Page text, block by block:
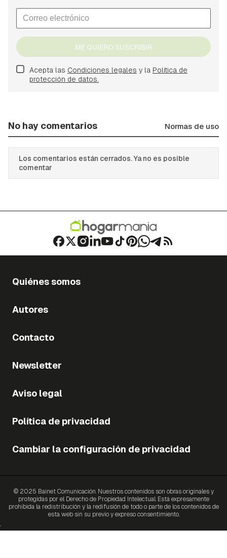
ME QUIERO SUSCRIBIR
Acepta las Condiciones legales y la Política de
protección de datos.
No hay comentarios Normas de uso
Los comentarios están cerrados. Ya no es posible
comentar
Quiénes somos
Autores
Contacto
Newsletter
Aviso legal
Política de privacidad
Cambiar la configuración de privacidad
© 2025 Bainet Comunicación. Nuestros contenidos son obras originales y
protegidas por el Derecho de Propiedad Intelectual. Está expresamente
prohibida la redistribución y la redifusión de todo o parte de los contenidos de
esta web sin su previo y expreso consentimiento.